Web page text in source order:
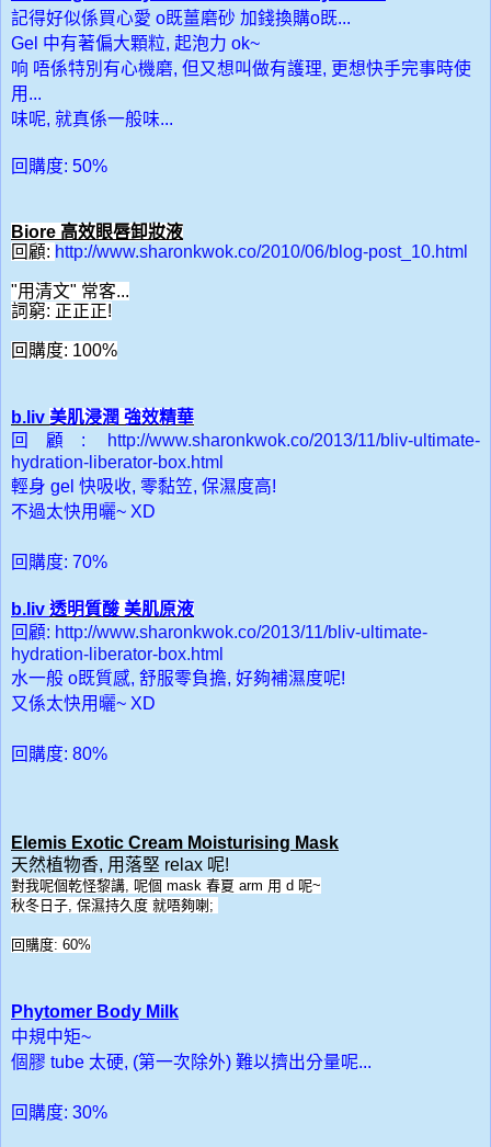
記得好似係買心愛 o既薑磨砂 加錢換購o既...
Gel 中有著偏大顆粒, 起泡力 ok~
响 唔係特別有心機磨, 但又想叫做有護理, 更想快手完事時使
用...
味呢, 就真係一般味...
回購度: 50%
Biore 高效眼唇卸妝液
回顧: http://www.sharonkwok.co/2010/06/blog-post_10.html
"用清文" 常客...
詞窮: 正正正!
回購度: 100%
b.liv 美肌浸潤 強效精華
回顧 :
http://www.sharonkwok.co/2013/11/bliv-ultimate-
hydration-liberator-box.html
輕身 gel 快吸收, 零黏笠, 保濕度高!
不過太快用曬~ XD
回購度: 70%
b.liv 透明質酸 美肌原液
回顧: http://www.sharonkwok.co/2013/11/bliv-ultimate-
hydration-liberator-box.html
水一般 o既質感, 舒服零負擔, 好夠補濕度呢!
又係太快用曬~ XD
回購度: 80%
Elemis Exotic Cream Moisturising Mask
天然植物香, 用落堅 relax 呢!
對我呢個乾怪黎講, 呢個 mask 春夏 arm 用 d 呢~
秋冬日子, 保濕持久度 就唔夠喇;
回購度: 60%
Phytomer Body Milk
中規中矩~
個膠 tube 太硬, (第一次除外) 難以擠出分量呢...
回購度: 30%